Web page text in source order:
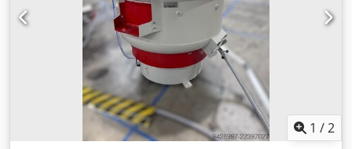
interior del recipiente de trabajo: 325 mm
1 /2